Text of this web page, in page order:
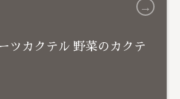
→
ツカクテル 野菜のカクテ